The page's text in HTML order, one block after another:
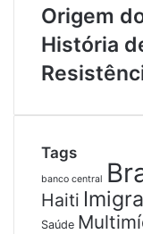
Origem
História
Tags
banco central
Haiti
Saúde